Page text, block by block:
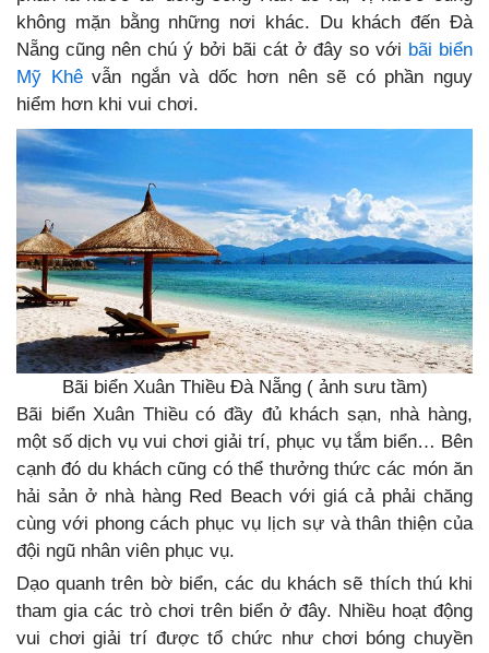
không mặn bằng những nơi khác. Du khách đến Đà
Nẵng cũng nên chú ý bởi bãi cát ở đây so với bãi biển
Mỹ Khêvẫn ngắn và dốc hơn nên sẽ có phần nguy
hiểm hơn khi vui chơi.
Bãi biển Xuân Thiều Đà Nẵng ( ảnh sưu tầm)
Bãi biển Xuân Thiều có đầy đủ khách sạn, nhà hàng,
một số dịch vụ vui chơi giải trí, phục vụ tắm biển… Bên
cạnh đó du khách cũng có thể thưởng thức các món ăn
hải sản ở nhà hàng Red Beach với giá cả phải chăng
cùng với phong cách phục vụ lịch sự và thân thiện của
đội ngũ nhân viên phục vụ.
Dạo quanh trên bờ biển, các du khách sẽ thích thú khi
tham gia các trò chơi trên biển ở đây. Nhiều hoạt động
vui chơi giải trí được tổ chức như chơi bóng chuyền